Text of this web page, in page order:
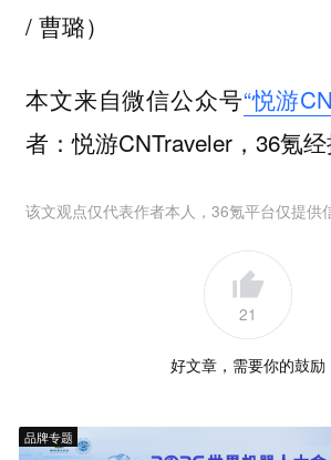
/ 曹璐）
本文来自微信公众号“悦游
者：悦游CNTraveler，36氪经
该文观点仅代表作者本人，36氪平台仅提供
21
好文章，需要你的鼓励
品牌专题